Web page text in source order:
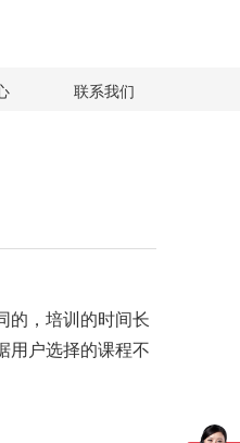
联系我们
的，培训的时间长
用户选择的课程不